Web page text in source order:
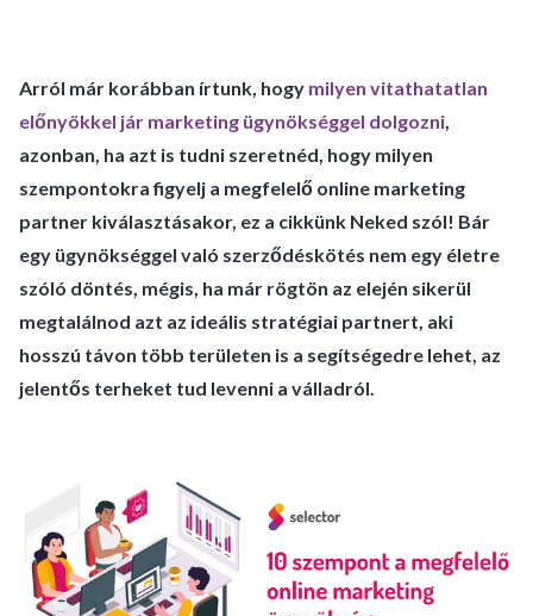
Arról már korábban írtunk, hogy milyen vitathatatlan
előnyökkel jár marketing ügynökséggel dolgozni,
azonban, ha azt is tudni szeretnéd, hogy milyen
szempontokra figyelj a megfelelő online marketing
partner kiválasztásakor, ez a cikkünk Neked szól! Bár
egy ügynökséggel való szerződéskötés nem egy életre
szóló döntés, mégis, ha már rögtön az elején sikerül
megtalálnod azt az ideális stratégiai partnert, aki
hosszú távon több területen is a segítségedre lehet, az
jelentős terheket tud levenni a válladról.